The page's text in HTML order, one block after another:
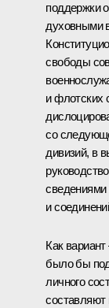
поддержки
духовными
свободы
и флотских
со
дивизий, в
сведениями
и
Как
было бы
личного
составляют